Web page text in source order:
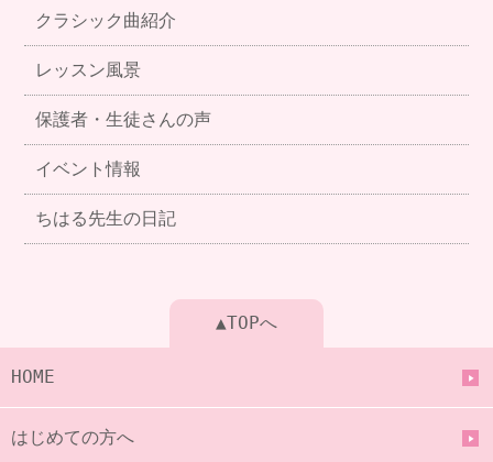
クラシック曲紹介
レッスン風景
保護者・生徒さんの声
イベント情報
ちはる先生の日記
▲TOPへ
HOME
はじめての方へ